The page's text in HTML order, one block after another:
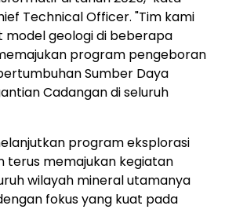
Technical Officer. "Tim kami
geologi di beberapa
program pengeboran
Sumber Daya
Cadangan di seluruh
program eksplorasi
terus memajukan kegiatan
wilayah mineral utamanya
fokus yang kuat pada